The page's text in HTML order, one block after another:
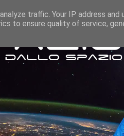
traffic. Your IP address and
to ensure quality of service,